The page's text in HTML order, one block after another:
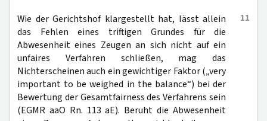
11
Wie der Gerichtshof klargestellt hat, lässt allein
das Fehlen eines triftigen Grundes für die
Abwesenheit eines Zeugen an sich nicht auf ein
unfaires Verfahren schließen, mag das
Nichterscheinen auch ein gewichtiger Faktor („very
important to be weighed in the balance“) bei der
Bewertung der Gesamtfairness des Verfahrens sein
(EGMR aaO Rn. 113 aE). Beruht die Abwesenheit